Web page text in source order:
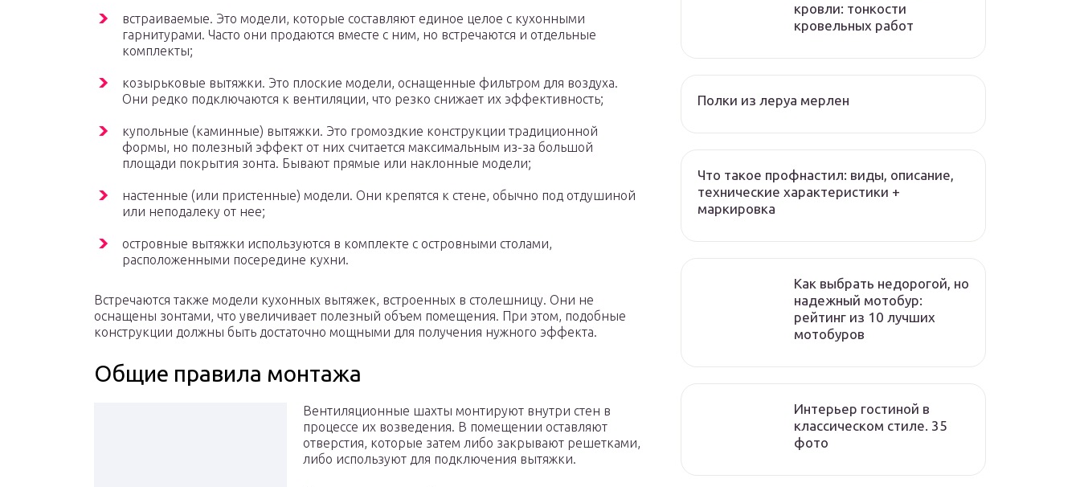
встраиваемые. Это модели, которые составляют единое целое с кухонными
гарнитурами. Часто они продаются вместе с ним, но встречаются и отдельные
комплекты;
козырьковые вытяжки. Это плоские модели, оснащенные фильтром для воздуха.
Они редко подключаются к вентиляции, что резко снижает их эффективность;
купольные (каминные) вытяжки. Это громоздкие конструкции традиционной
формы, но полезный эффект от них считается максимальным из-за большой
площади покрытия зонта. Бывают прямые или наклонные модели;
настенные (или пристенные) модели. Они крепятся к стене, обычно под отдушиной
или неподалеку от нее;
островные вытяжки используются в комплекте с островными столами,
расположенными посередине кухни.
Встречаются также модели кухонных вытяжек, встроенных в столешницу. Они не
оснащены зонтами, что увеличивает полезный объем помещения. При этом, подобные
конструкции должны быть достаточно мощными для получения нужного эффекта.
Общие правила монтажа
Вентиляционные шахты монтируют внутри стен в
процессе их возведения. В помещении оставляют
отверстия, которые затем либо закрывают решетками,
либо используют для подключения вытяжки.
кровли: тонкости
кровельных работ
Полки из леруа мерлен
Что такое профнастил: виды, описание,
технические характеристики +
маркировка
Как выбрать недорогой, но
надежный мотобур:
рейтинг из 10 лучших
мотобуров
Интерьер гостиной в
классическом стиле. 35
фото